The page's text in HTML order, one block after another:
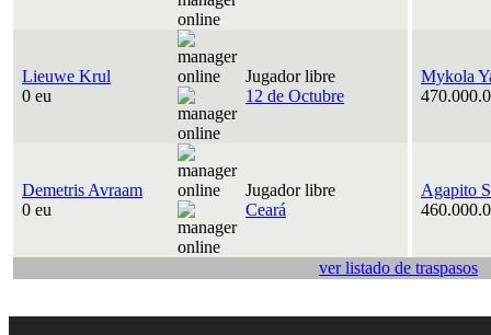
Lieuwe Krul
0 eu
Jugador libre
12 de Octubre
Mykola
Demetris Avraam
0 eu
Jugador libre
Ceará
Agapito
ver listado de traspasos